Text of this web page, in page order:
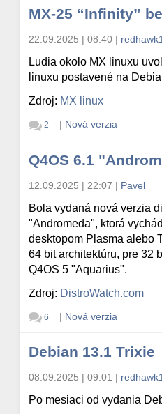
MX-25 “Infinity”
22.09.2025 | 08:40 |
Ludia okolo MX linuxu
linuxu postavené na
Zdroj: MX linux
2 | Nová verzia
Q4OS 6.1
12.09.2025 | 22:07 | Pavel
Bola vydaná nová verzia
"Andromeda", ktorá
desktopom Plasma alebo
64 bit architektúru, pre 32
Q4OS 5 "Aquarius".
Zdroj: DistroWatch.com
6 | Nová verzia
Debian 13.1 Trixie
08.09.2025 | 09:01 |
Po mesiaci od vydania